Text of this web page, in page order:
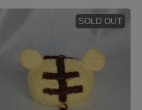
SOLD OUT